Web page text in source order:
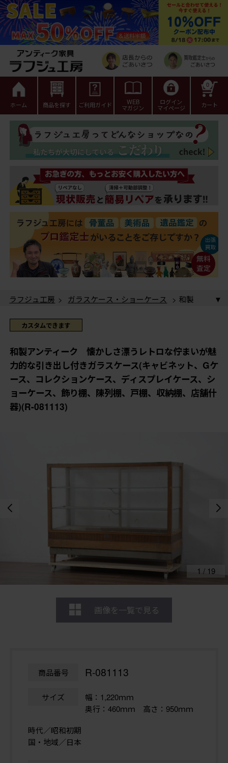
ホーム 商品を探す ご利用ガイド WEB
マガジン
ログイン
マイページ カート
0
ラフジュ工房 > ガラスケース・ショーケース
引き出し付きガラスケース(キャビネット、Gケース、コ
レクションケース、ディスプレイケース、ショーケー
ス、飾り棚、陳列棚、戸棚、収納棚、店舗什器)(R-
081113)
ラフジュ工房 > ガラスケース・ショーケース
ンターショーケース > 和製アンティーク 懐かしさ漂
うレトロな佇まいが魅力的な引き出し付きガラスケース
(キャビネット、Gケース、コレクションケース、ディス
プレイケース、ショーケース、飾り棚、陳列棚、戸棚、
収納棚、店舗什器)(R-081113)
ラフジュ工房 古家具 > 古家具-ガラスケース > 和
製アンティーク 懐かしさ漂うレトロな佇まいが魅力的
な引き出し付きガラスケース(キャビネット、Gケース、
コレクションケース、ディスプレイケース、ショーケー
ス、飾り棚、陳列棚、戸棚、収納棚、店舗什器)(R-
081113)
カスタムできます
和製アンティーク 懐かしさ漂うレトロな佇まいが魅
力的な引き出し付きガラスケース(キャビネット、Gケ
ース、コレクションケース、ディスプレイケース、シ
ョーケース、飾り棚、陳列棚、戸棚、収納棚、店舗什
器)(R-081113)
1 / 19
画像を一覧で見る
商品番号 R-081113
サイズ
幅：1,220ｍｍ
奥行：460ｍｍ 高さ：950ｍｍ
時代／昭和初期
国・地域／日本